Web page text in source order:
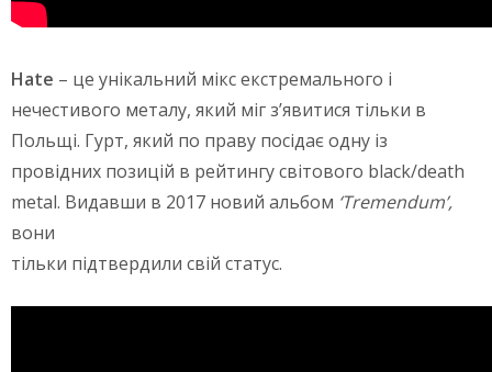
Hate – це унікальний мікс екстремального і
нечестивого металу, який міг з’явитися тільки в
Польщі. Гурт, який по праву посідає одну із
провідних позицій в рейтингу світового black/death
metal. Видавши в 2017 новий альбом ‘Tremendum’,
вони
тільки підтвердили свій статус.